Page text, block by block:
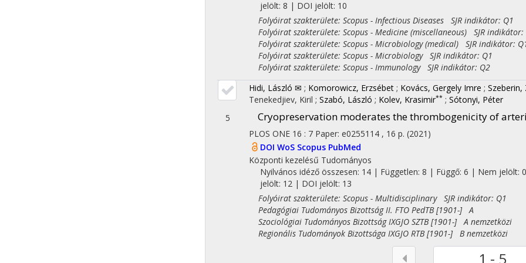
jelölt: 8 | DOI jelölt: 10
Folyóirat szakterülete: Scopus - Infectious Diseases SJR indikátor: Q1
Folyóirat szakterülete: Scopus - Medicine (miscellaneous) SJR indikátor:
Folyóirat szakterülete: Scopus - Microbiology (medical) SJR indikátor:
Folyóirat szakterülete: Scopus - Microbiology SJR indikátor: Q1
Folyóirat szakterülete: Scopus - Immunology SJR indikátor: Q2
5
Hidi, László ✉ ; Komorowicz, Erzsébet ; Kovács, Gergely Imre ; Szeberin,
Tenekedjiev, Kiril ; Szabó, László ; Kolev, Krasimir** ; Sótonyi, Péter
Cryopreservation moderates the thrombogenicity of
PLOS ONE 16 : 7 Paper: e0255114 , 16 p. (2021)
DOI WoS Scopus PubMed
Központi kezelésű Tudományos
Nyilvános idéző összesen: 14| Független: 8 | Függő: 6 | Nem jelölt:
jelölt: 12 | DOI jelölt: 13
Folyóirat szakterülete: Scopus - Multidisciplinary SJR indikátor: Q1
Pedagógiai Tudományos Bizottság II. FTO PedTB [1901-] A
Szociológiai Tudományos Bizottság IXGJO SZTB [1901-] A nemzetközi
Regionális Tudományok Bizottsága IXGJO RTB [1901-] B nemzetközi
1 - 5